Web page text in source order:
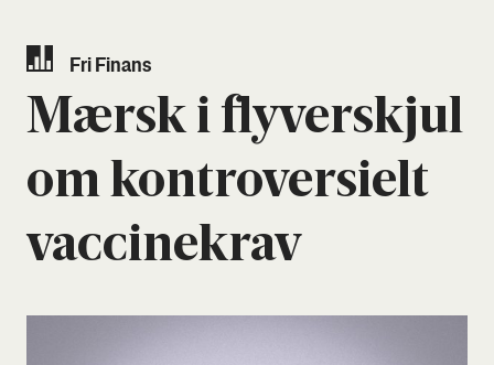
Fri Finans
Mær­sk i fly­ver­skjul
om kon­tro­ver­si­elt
vac­ci­ne­krav